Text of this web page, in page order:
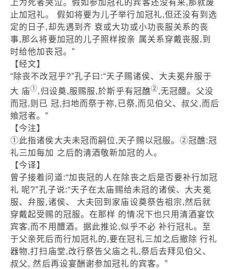
上为死者哭泣。假如参加冠礼的宾客还没有来,那就废
止加冠礼。 假如将要为儿子举行加冠礼,但还没有到选
定的日子,却先遇到齐 衰或大功或小功丧服关系的丧
事,那么将要加冠的儿子照样按亲 属关系穿戴丧服,到
时给他加丧冠。”
【经文】
“除丧不改冠乎?”孔子曰:“天子赐诸侯、大夫冕弁服于
大 庙①,归设奠,服赐服,於斯乎有冠醮②,无冠醴。父没
而冠,则已 冠,扫地而祭于祢,已祭,而见伯父、叔父,而后
飨冠者。”
【今注】
①此指诸侯大夫未冠而嗣位,天子赐以冠服。②冠醮:冠
礼三加每加 之后酌清酒敬新加冠的人。
【今译】
曾子接着问道:“加丧冠的人在除丧之后是否要补行加冠
礼 呢?”孔子说:“天子在太庙赐给未冠的诸侯、大夫冕
服、弁服,诸侯、 大夫回到家庙设奠祭告祖宗,然后就
穿戴起受赐的冠服。在那样 的情况下也只用清酒宴饮
宾客,而不用醴酒。据此推论,似乎不必 补行冠礼。至
于父亲死后而行加冠礼的,要在冠礼三加之后撤除 行礼
器物,打扫庙堂,改行祭告父庙之礼,祭后去拜见伯父、
叔父, 然后再设宴酬谢参加冠礼的宾客。”